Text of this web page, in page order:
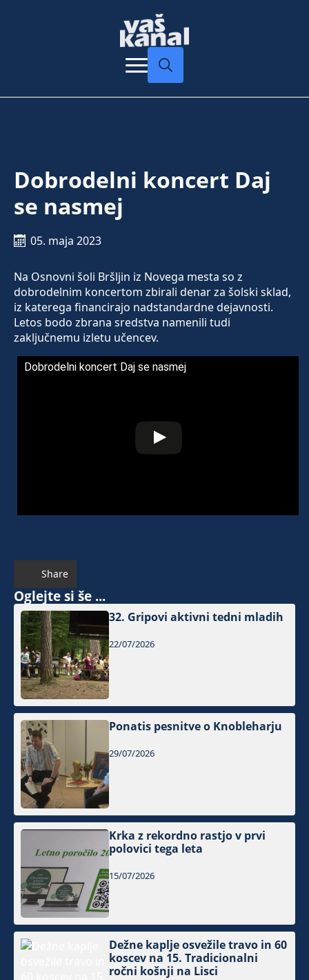
Dobrodelni koncert Daj
se nasmej
05. maja 2023
Na Osnovni šoli Bršljin iz Novega mesta so z
dobrodelnim koncertom zbirali denar za šolski sklad,
iz katerega financirajo nadstandardne dejavnosti.
Letos bodo zbrana sredstva namenili tudi
zaključnemu izletu učencev.
Dobrodelni koncert Daj se nasmej
Share
Oglejte si še ...
32. Gripovi aktivni tedni mladih
22/07/2026
Ponatis pesnitve o Knobleharju
29/07/2026
Krka z rekordno rastjo v prvi
polovici tega leta
15/07/2026
Dežne kaplje osvežile travo in 60
koscev na 15. Tradicionalni
ročni košnji na Lisci